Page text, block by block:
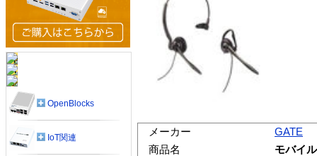
メーカー
GATE
商品名
モバイ
OpenBlocks
IoT関連